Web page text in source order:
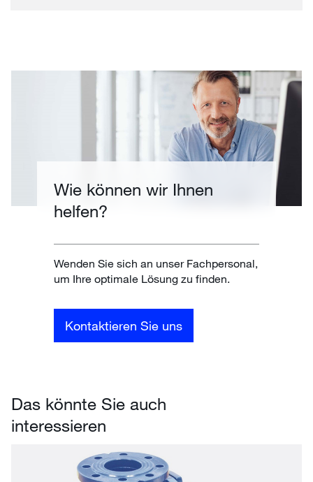
Wie können wir Ihnen
helfen?
Wenden Sie sich an unser Fachpersonal,
um Ihre optimale Lösung zu finden.
Kontaktieren Sie uns
Das könnte Sie auch
interessieren